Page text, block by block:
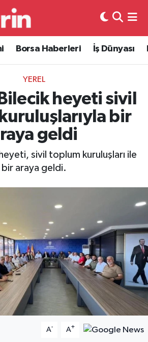
Borsa Haberleri İş Dünyası
YEREL
heyeti sivil
bir
geldi
sivil toplum kuruluşları ile
bir araya geldi.
A- A+
Durumu ve Fikstür